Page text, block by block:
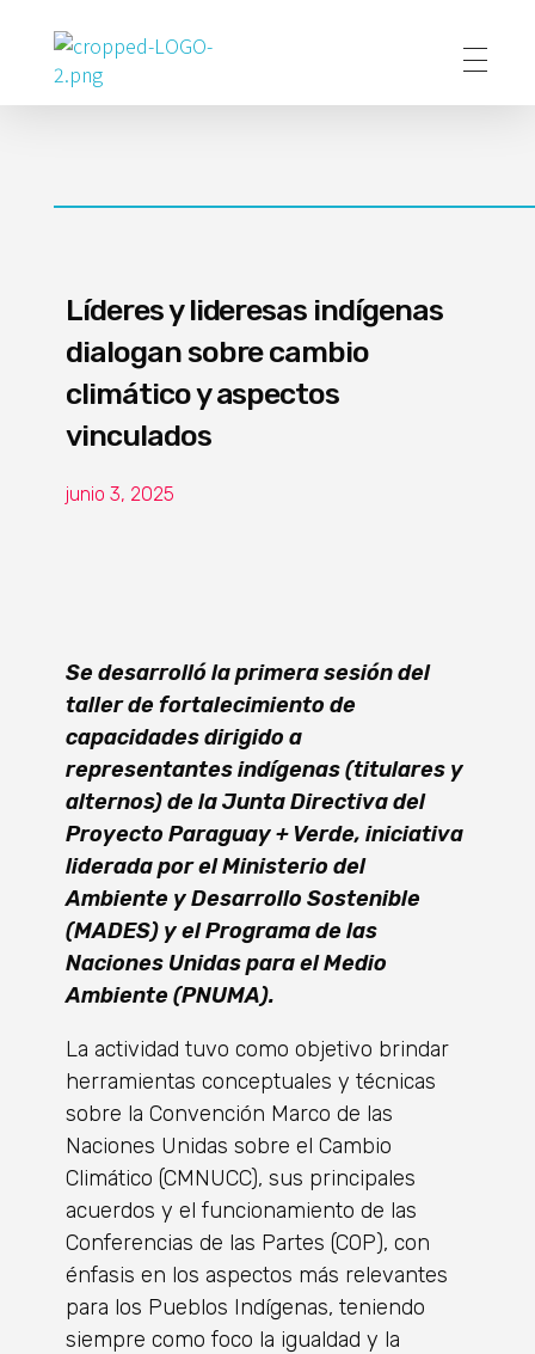
Poder Agropecuario
Líderes y lideresas indígenas
dialogan sobre cambio
climático y aspectos
vinculados
junio 3, 2025
Se desarrolló la primera sesión del
taller de fortalecimiento de
capacidades dirigido a
representantes indígenas (titulares y
alternos) de la Junta Directiva del
Proyecto Paraguay + Verde, iniciativa
liderada por el Ministerio del
Ambiente y Desarrollo Sostenible
(MADES) y el Programa de las
Naciones Unidas para el Medio
Ambiente (PNUMA).
La actividad tuvo como objetivo brindar
herramientas conceptuales y técnicas
sobre la Convención Marco de las
Naciones Unidas sobre el Cambio
Climático (CMNUCC), sus principales
acuerdos y el funcionamiento de las
Conferencias de las Partes (COP), con
énfasis en los aspectos más relevantes
para los Pueblos Indígenas, teniendo
siempre como foco la igualdad y la